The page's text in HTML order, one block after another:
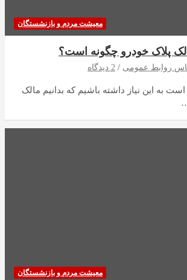
معیشت مردم و بازنشستگان
پلاک خودرو چگونه است؟
روابط عمومی 2 دیدگاه
به این نیاز داشته باشیم که بدانیم مالک
معیشت مردم و بازنشستگان